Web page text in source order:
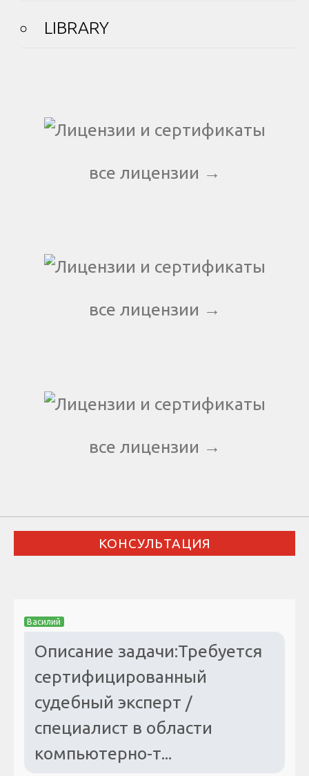
LIBRARY
все лицензии →
все лицензии →
все лицензии →
КОНСУЛЬТАЦИЯ
Василий
Описание задачи:Требуется
сертифицированный
судебный эксперт /
специалист в области
компьютерно-т...